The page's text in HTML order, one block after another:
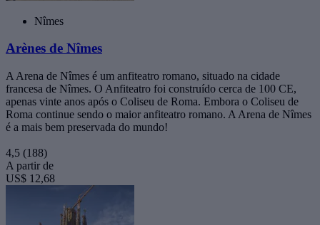
Nîmes
Arènes de Nîmes
A Arena de Nîmes é um anfiteatro romano, situado na cidade
francesa de Nîmes. O Anfiteatro foi construído cerca de 100 CE,
apenas vinte anos após o Coliseu de Roma. Embora o Coliseu de
Roma continue sendo o maior anfiteatro romano. A Arena de Nîmes
é a mais bem preservada do mundo!
4,5 (188)
A partir de
US$ 12,68